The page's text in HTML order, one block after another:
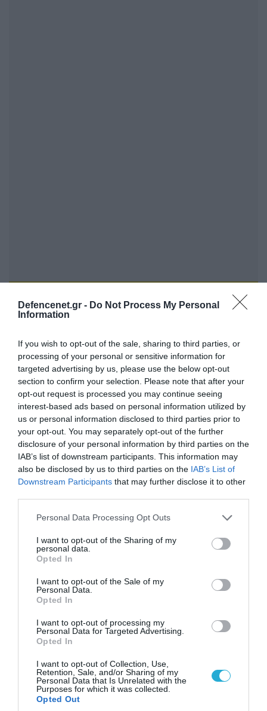
Defencenet.gr - Do Not Process My Personal
Information
If you wish to opt-out of the sale, sharing to third parties, or
processing of your personal or sensitive information for
targeted advertising by us, please use the below opt-out
section to confirm your selection. Please note that after your
opt-out request is processed you may continue seeing
interest-based ads based on personal information utilized by
us or personal information disclosed to third parties prior to
your opt-out. You may separately opt-out of the further
disclosure of your personal information by third parties on the
IAB’s list of downstream participants. This information may
also be disclosed by us to third parties on the IAB’s List of
Downstream Participants that may further disclose it to other
Please note that this website/app uses one or more Google
not limited to your visit or usage behaviour. You may click to
grant or deny consent to Google and its third-party tags to
use your data for below specified purposes in below Google
consent section.
Personal Data Processing Opt Outs
I want to opt-out of the Sharing of my
personal data.
Opted In
I want to opt-out of the Sale of my
Personal Data.
Opted In
I want to opt-out of processing my
Personal Data for Targeted Advertising.
Opted In
I want to opt-out of Collection, Use,
Retention, Sale, and/or Sharing of my
Personal Data that Is Unrelated with the
Purposes for which it was collected.
Opted Out
FOCUS ON
09.08.2026 | 02:02
Νέο κτύπημα στα Στενά του Ορμούζ:
Ομάν
09.08.2026
σε χωριό του νότιου Λιβάνου
Τουρκία: Ζητά «μορατόριουμ»
με το άρθρο 5 του ΝΑΤΟ» (upd)
09.08.2026